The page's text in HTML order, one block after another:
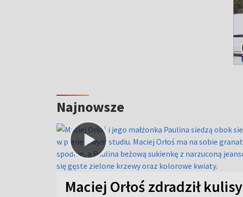
Najnowsze
Maciej Orłoś zdradził kulisy